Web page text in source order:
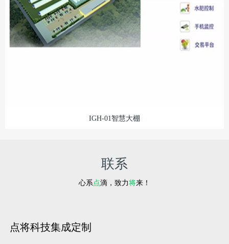
IGH-01智慧大棚
联系
心系点滴，致力将来！
点将科技集成定制